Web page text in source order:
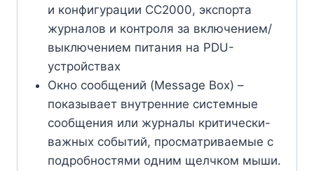
и конфигурации CC2000, экспорта
журналов и контроля за включением/
выключением питания на PDU-
устройствах
Окно сообщений (Message Box) –
показывает внутренние системные
сообщения или журналы критически-
важных событий, просматриваемые с
подробностями одним щелчком мыши.